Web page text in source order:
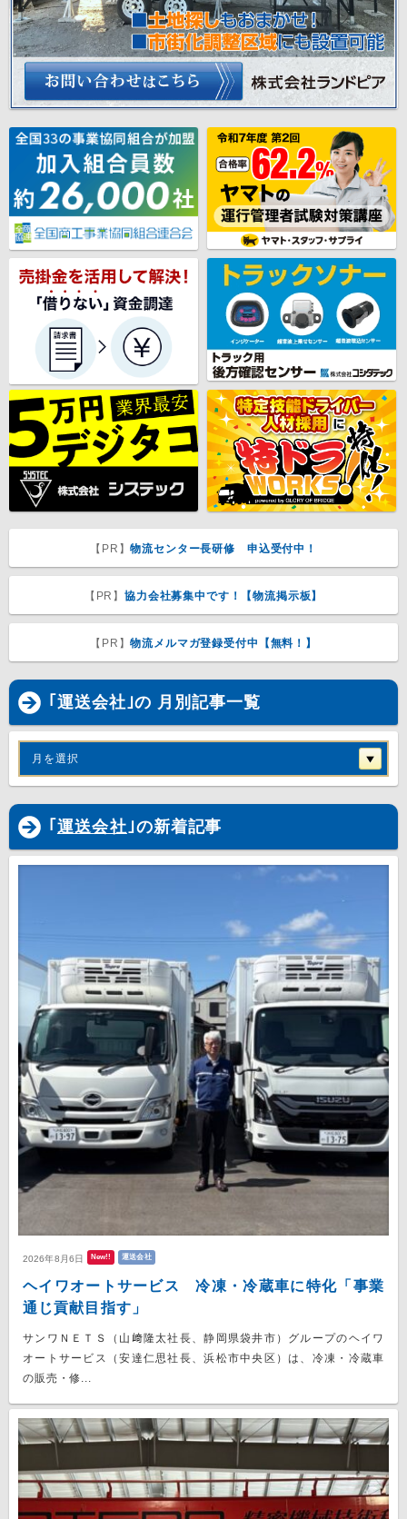
【PR】物流センター長研修 申込受付中！
【PR】協力会社募集中です！【物流掲示板】
【PR】物流メルマガ登録受付中【無料！】
｢運送会社｣の 月別記事一覧
月を選択
｢ 運送会社｣の新着記事
2026年8月6日 New!! 運送会社
ヘイワオートサービス 冷凍・冷蔵車に特化「事業
通じ貢献目指す」
サンワＮＥＴＳ（山﨑隆太社長、静岡県袋井市）グループのヘイワ
オートサービス（安達仁思社長、浜松市中央区）は、冷凍・冷蔵車
の販売・修...